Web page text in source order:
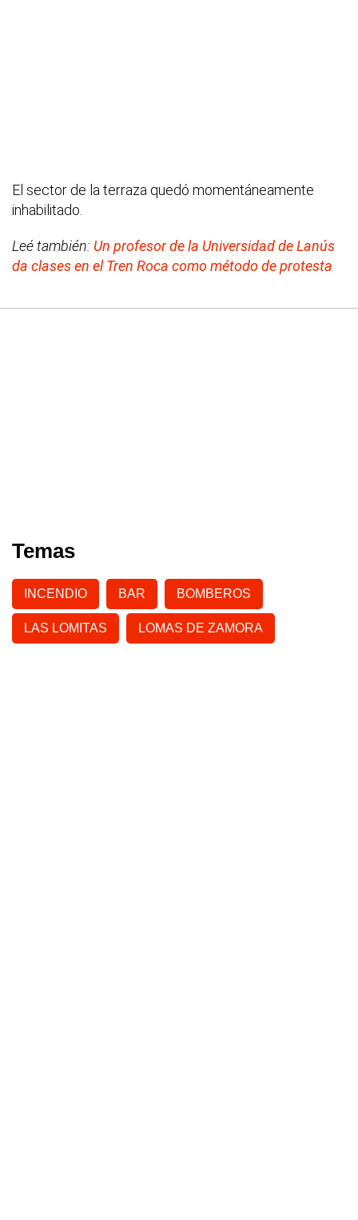
El sector de la terraza quedó momentáneamente
inhabilitado.
Leé también: Un profesor de la Universidad de Lanús
da clases en el Tren Roca como método de protesta
Temas
INCENDIO BAR BOMBEROS
LAS LOMITAS LOMAS DE ZAMORA